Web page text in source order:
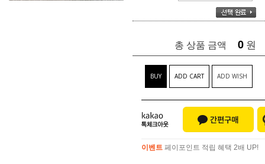
총 상품 금액 0 원
BUY ADD CART ADD WISH
이벤트 페이포인트 적립 혜택 2배 UP!